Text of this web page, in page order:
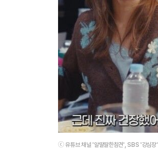
ⓒ 유튜브 채널 '알딸딸한참견', SBS '강심장'